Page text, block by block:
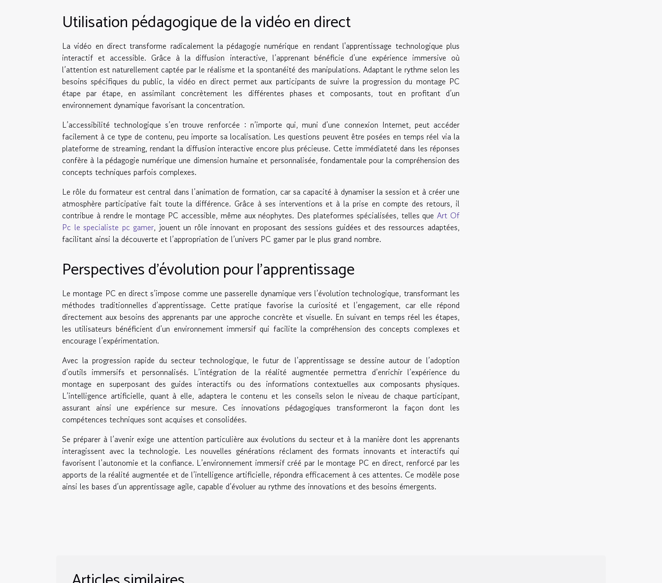
Utilisation pédagogique de la vidéo en direct
La vidéo en direct transforme radicalement la pédagogie numérique en rendant l'apprentissage technologique plus
interactif et accessible. Grâce à la diffusion interactive, l’apprenant bénéficie d’une expérience immersive où
l’attention est naturellement captée par le réalisme et la spontanéité des manipulations. Adaptant le rythme selon les
besoins spécifiques du public, la vidéo en direct permet aux participants de suivre la progression du montage PC
étape par étape, en assimilant concrètement les différentes phases et composants, tout en profitant d’un
environnement dynamique favorisant la concentration.
L’accessibilité technologique s’en trouve renforcée : n’importe qui, muni d’une connexion Internet, peut accéder
facilement à ce type de contenu, peu importe sa localisation. Les questions peuvent être posées en temps réel via la
plateforme de streaming, rendant la diffusion interactive encore plus précieuse. Cette immédiateté dans les réponses
confère à la pédagogie numérique une dimension humaine et personnalisée, fondamentale pour la compréhension des
concepts techniques parfois complexes.
Le rôle du formateur est central dans l’animation de formation, car sa capacité à dynamiser la session et à créer une
atmosphère participative fait toute la différence. Grâce à ses interventions et à la prise en compte des retours, il
contribue à rendre le montage PC accessible, même aux néophytes. Des plateformes spécialisées, telles queArt Of
Pc le specialiste pc gamer, jouent un rôle innovant en proposant des sessions guidées et des ressources adaptées,
facilitant ainsi la découverte et l’appropriation de l’univers PC gamer par le plus grand nombre.
Perspectives d’évolution pour l’apprentissage
Le montage PC en direct s’impose comme une passerelle dynamique vers l’évolution technologique, transformant les
méthodes traditionnelles d’apprentissage. Cette pratique favorise la curiosité et l’engagement, car elle répond
directement aux besoins des apprenants par une approche concrète et visuelle. En suivant en temps réel les étapes,
les utilisateurs bénéficient d’un environnement immersif qui facilite la compréhension des concepts complexes et
encourage l’expérimentation.
Avec la progression rapide du secteur technologique, le futur de l’apprentissage se dessine autour de l’adoption
d’outils immersifs et personnalisés. L’intégration de la réalité augmentée permettra d’enrichir l’expérience du
montage en superposant des guides interactifs ou des informations contextuelles aux composants physiques.
L’intelligence artificielle, quant à elle, adaptera le contenu et les conseils selon le niveau de chaque participant,
assurant ainsi une expérience sur mesure. Ces innovations pédagogiques transformeront la façon dont les
compétences techniques sont acquises et consolidées.
Se préparer à l’avenir exige une attention particulière aux évolutions du secteur et à la manière dont les apprenants
interagissent avec la technologie. Les nouvelles générations réclament des formats innovants et interactifs qui
favorisent l’autonomie et la confiance. L’environnement immersif créé par le montage PC en direct, renforcé par les
apports de la réalité augmentée et de l’intelligence artificielle, répondra efficacement à ces attentes. Ce modèle pose
ainsi les bases d’un apprentissage agile, capable d’évoluer au rythme des innovations et des besoins émergents.